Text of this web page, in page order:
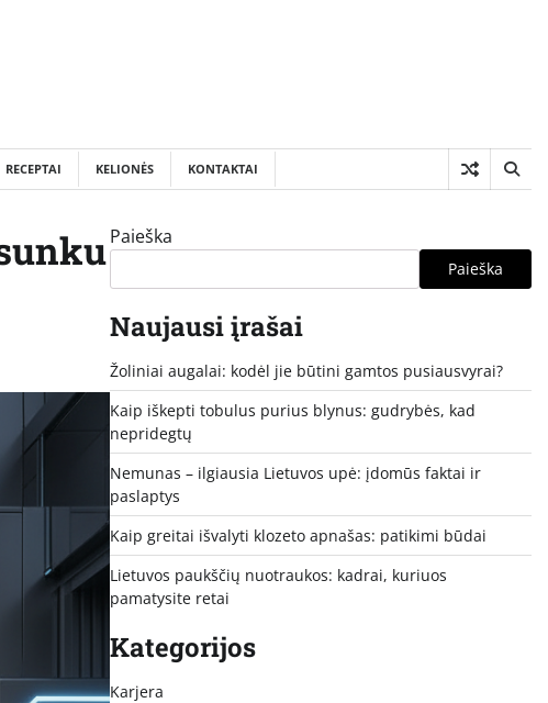
RECEPTAI KELIONĖS KONTAKTAI
Paieška
Paieška
Naujausi įrašai
Žoliniai augalai: kodėl jie būtini gamtos pusiausvyrai?
Kaip iškepti tobulus purius blynus: gudrybės, kad
nepridegtų
Nemunas – ilgiausia Lietuvos upė: įdomūs faktai ir
paslaptys
Kaip greitai išvalyti klozeto apnašas: patikimi būdai
Lietuvos paukščių nuotraukos: kadrai, kuriuos
pamatysite retai
Kategorijos
Karjera